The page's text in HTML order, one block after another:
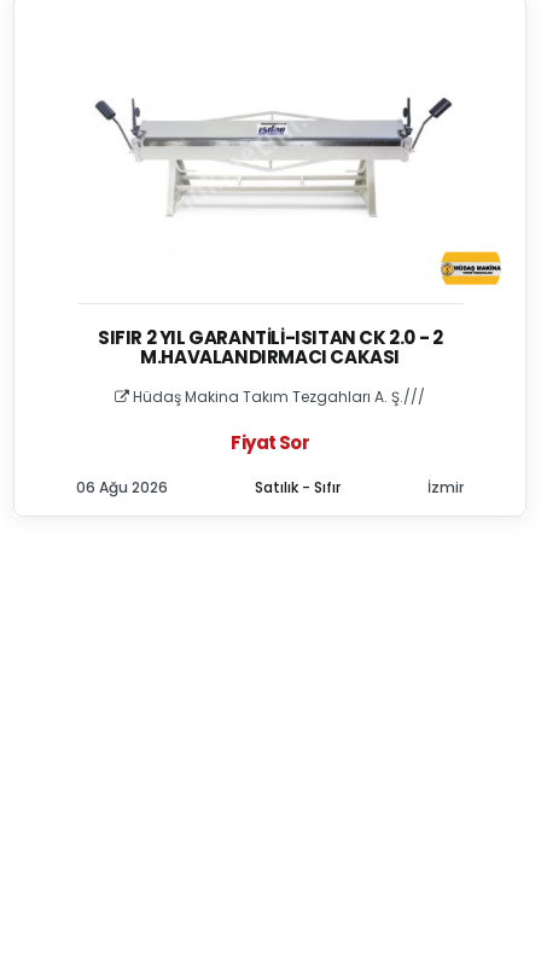
SIFIR 2 YIL GARANTILI-ISITAN CK 2.0 - 2
M.HAVALANDIRMACI CAKASI
Hüdaş Makina Takım Tezgahları A. Ş.///
Fiyat Sor
Satılık - Sıfır
06 Ağu 2026 İzmir